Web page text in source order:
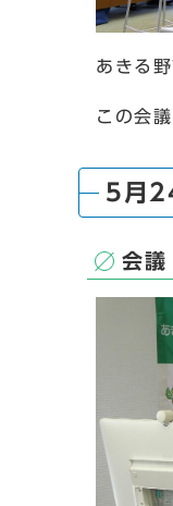
あきる
この会
5月
会議